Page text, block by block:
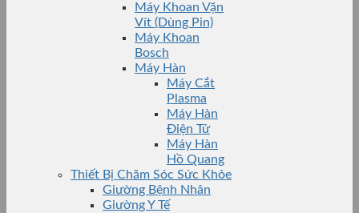
Máy Khoan Vặn
Vít (Dùng Pin)
Máy Khoan
Bosch
Máy Hàn
Máy Cắt
Plasma
Máy Hàn
Điện Tử
Máy Hàn
Hồ Quang
Thiết Bị Chăm Sóc Sức Khỏe
Giường Bệnh Nhân
Giường Y Tế